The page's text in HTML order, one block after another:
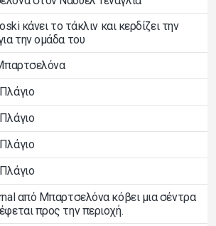
κάνει το τάκλιν και κερδίζει την
την ομάδα του
από Μπαρτσελόνα κόβει μια σέντρα
προς την περιοχή.